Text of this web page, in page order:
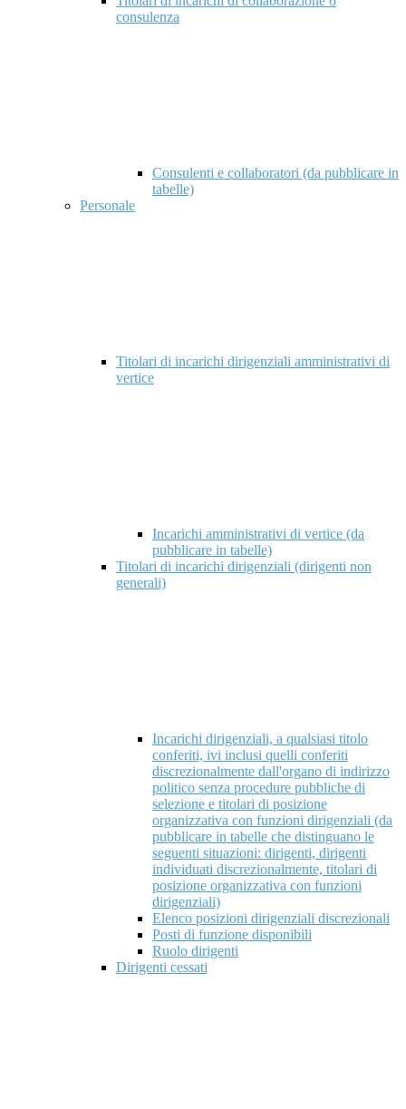
consulenza
Consulenti e collaboratori (da pubblicare in
tabelle)
Personale
Titolari di incarichi dirigenziali amministrativi di
vertice
Incarichi amministrativi di vertice (da
pubblicare in tabelle)
Titolari di incarichi dirigenziali (dirigenti non
generali)
Incarichi dirigenziali, a qualsiasi titolo
conferiti, ivi inclusi quelli conferiti
discrezionalmente dall'organo di indirizzo
politico senza procedure pubbliche di
selezione e titolari di posizione
organizzativa con funzioni dirigenziali (da
pubblicare in tabelle che distinguano le
seguenti situazioni: dirigenti, dirigenti
individuati discrezionalmente, titolari di
posizione organizzativa con funzioni
dirigenziali)
Elenco posizioni dirigenziali discrezionali
Posti di funzione disponibili
Ruolo dirigenti
Dirigenti cessati